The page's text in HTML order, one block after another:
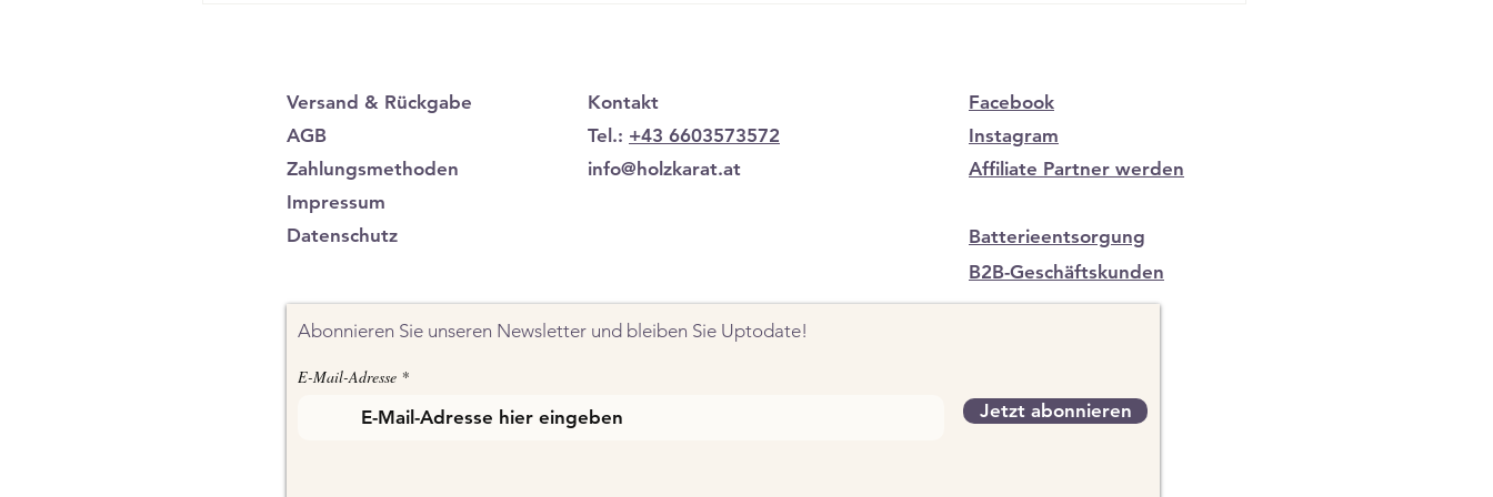
Versand & Rückgabe
AGB
Zahlungsmethoden
Impressum
Datenschutz
Kontakt
Tel.: +43 6603573572
info@holzkarat.at
Facebook
Instagram
Affiliate Partner werden
Batterieentsorgung
B2B-Geschäftskunden
Abonnieren Sie unseren Newsletter und bleiben Sie Uptodate!
E-Mail-Adresse
Jetzt abonnieren